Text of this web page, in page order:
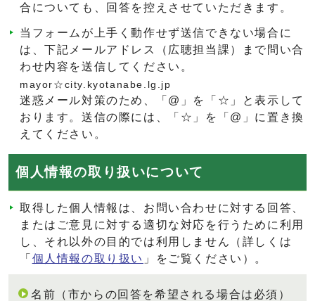
合についても、回答を控えさせていただきます。
当フォームが上手く動作せず送信できない場合に
は、下記メールアドレス（広聴担当課）まで問い合
わせ内容を送信してください。
mayor☆city.kyotanabe.lg.jp
迷惑メール対策のため、「@」を「☆」と表示して
おります。送信の際には、「☆」を「@」に置き換
えてください。
個人情報の取り扱いについて
取得した個人情報は、お問い合わせに対する回答、
またはご意見に対する適切な対応を行うために利用
し、それ以外の目的では利用しません（詳しくは
「 個人情報の取り扱い 」をご覧ください）。
名前（市からの回答を希望される場合は必須）